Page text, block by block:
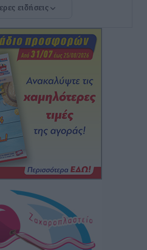
εξέλιξη η ΚΥΑ για το ΕΧΠ
δεσμεύσεις
τους γιατρούς των νησιών
το Αττικόν για το
η εθνική πρωτοβουλία
νέες συμμετοχές εταιρειών
για ηχορύπανση από
ειδήσεις